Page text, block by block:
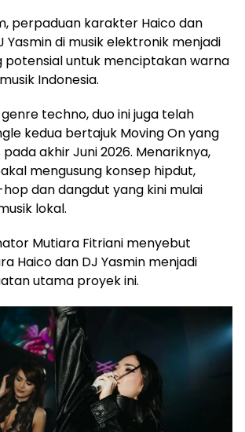
perpaduan karakter Haico dan
Yasmin di musik elektronik menjadi
potensial untuk menciptakan warna
Indonesia.
techno, duo ini juga telah
kedua bertajuk Moving On yang
akhir Juni 2026. Menariknya,
mengusung konsep hipdut,
dan dangdut yang kini mulai
lokal.
Mutiara Fitriani menyebut
Haico dan DJ Yasmin menjadi
utama proyek ini.